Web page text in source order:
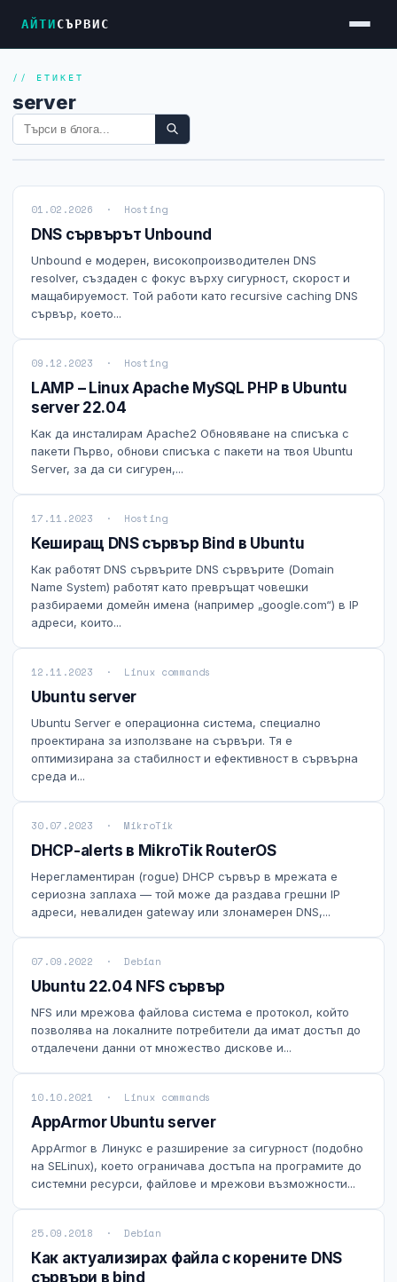
АЙТИСЪРВИС
Услуги
Достъп до Интернет
Видеонаблюдение
Firewall и VPN
Хостинг и VPS сървъри
Колокация на сървъри
Абонаментна IT поддръжка
Технически изисквания
Общи условия
Правна информация
GDPR
Контакти
// ЕТИКЕТ
server
01.02.2026 · Hosting
DNS сървърът Unbound
Unbound е модерен, високопроизводителен DNS
resolver, създаден с фокус върху сигурност, скорост и
мащабируемост. Той работи като recursive caching DNS
сървър, което...
09.12.2023 · Hosting
LAMP – Linux Apache MySQL PHP в Ubuntu
server 22.04
Как да инсталирам Apache2 Обновяване на списъка с
пакети Първо, обнови списъка с пакети на твоя Ubuntu
Server, за да си сигурен,...
17.11.2023 · Hosting
Кеширащ DNS сървър Bind в Ubuntu
Как работят DNS сървърите DNS сървърите (Domain
Name System) работят като превръщат човешки
разбираеми домейн имена (например „google.com“) в IP
адреси, които...
12.11.2023 · Linux commands
Ubuntu server
Ubuntu Server е операционна система, специално
проектирана за използване на сървъри. Тя е
оптимизирана за стабилност и ефективност в сървърна
среда и...
30.07.2023 · MikroTik
DHCP-alerts в MikroTik RouterOS
Нерегламентиран (rogue) DHCP сървър в мрежата е
сериозна заплаха — той може да раздава грешни IP
адреси, невалиден gateway или злонамерен DNS,...
07.09.2022 · Debian
Ubuntu 22.04 NFS сървър
NFS или мрежова файлова система е протокол, който
позволява на локалните потребители да имат достъп до
отдалечени данни от множество дискове и...
10.10.2021 · Linux commands
AppArmor Ubuntu server
AppArmor в Линукс е разширение за сигурност (подобно
на SELinux), което ограничава достъпа на програмите до
системни ресурси, файлове и мрежови възможности...
25.09.2018 · Debian
Как актуализирах файла с корените DNS
сървъри в bind